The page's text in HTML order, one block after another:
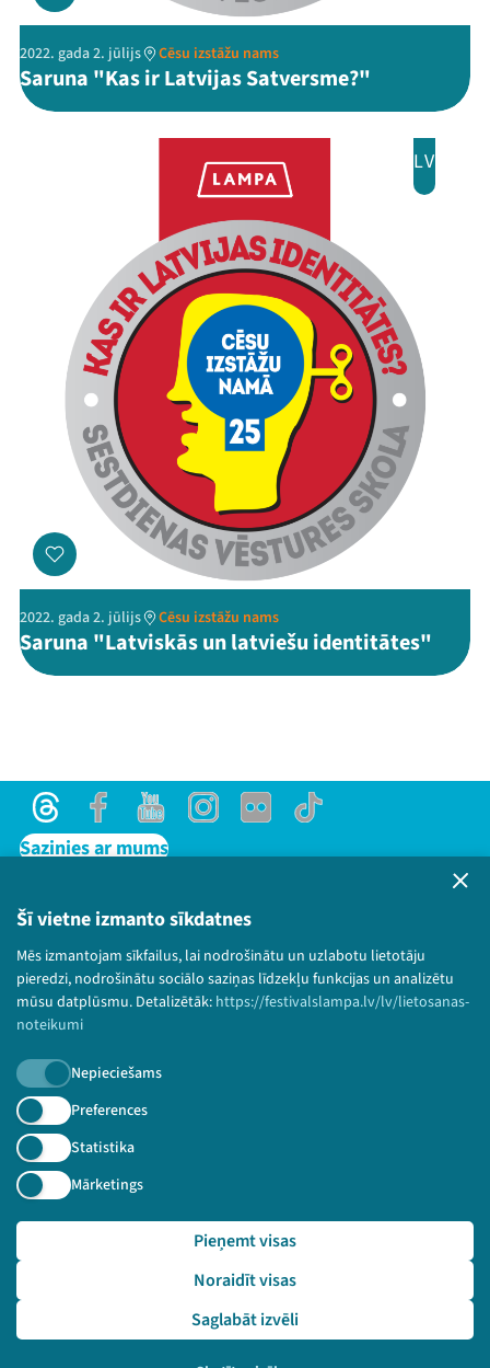
Šī vietne izmanto sīkdatnes
Mēs izmantojam sīkfailus, lai nodrošinātu un uzlabotu lietotāju
pieredzi, nodrošinātu sociālo saziņas līdzekļu funkcijas un analizētu
mūsu datplūsmu. Detalizētāk: https://festivalslampa.lv/lv/lietosanas-
noteikumi
Nepieciešams
Preferences
Statistika
Mārketings
Saglabāt izvēli
Noraidīt visas
Pieņemt visas
ThreadsFacebookYoutube
X
2022. gada 2. jūlijs Cēsu izstāžu nams
Saruna "Kas ir Latvijas Satversme?"
LV
2022. gada 2. jūlijs Cēsu izstāžu nams
Saruna "Latviskās un latviešu identitātes"
ThreadsFacebookYoutubeInstagram
Flick TikTok
Sazinies ar mums
Lietošanas noteikumi un sīkdatņu politika
Bērnu aizsardzības politika
© 2026 Sarunu festivāls LAMPA Visas tiesības
paturētas.
Piesakies jaunumiem!
Nepalaid garām aktuālāko informāciju!
Pieteikties
🔗 https://festivalslampa.lv/lv/dalibnieki/4480